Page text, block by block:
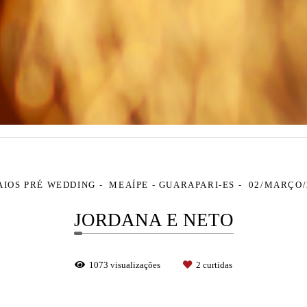
PRÉ WEDDING MEAÍPE - GUARAPARI-ES 02/
JORDANA E NETO
1073 visualizações 2 curtidas